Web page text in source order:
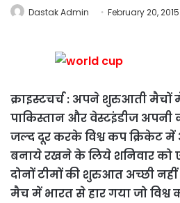
Dastak Admin February 20, 2015
क्राइस्टचर्च : अपने शुरुआती मैचों
पाकिस्तान और वेस्टइंडीज अपनी
जल्द दूर करके विश्व कप क्रिकेट में
बनाये रखने के लिये शनिवार को
दोनों टीमों की शुरुआत अच्छी नहीं
मैच में भारत से हार गया जो